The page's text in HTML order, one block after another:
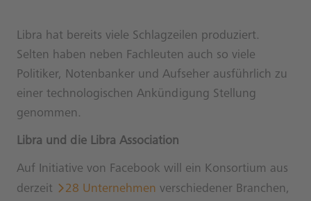
Libra hat bereits viele Schlagzeilen produziert.
Selten haben neben Fachleuten auch so viele
Politiker, Notenbanker und Aufseher ausführlich zu
einer technologischen Ankündigung Stellung
genommen.
Libra und die Libra Association
Auf Initiative von Facebook will ein Konsortium aus
derzeit
28 Unternehmen verschiedener Branchen,